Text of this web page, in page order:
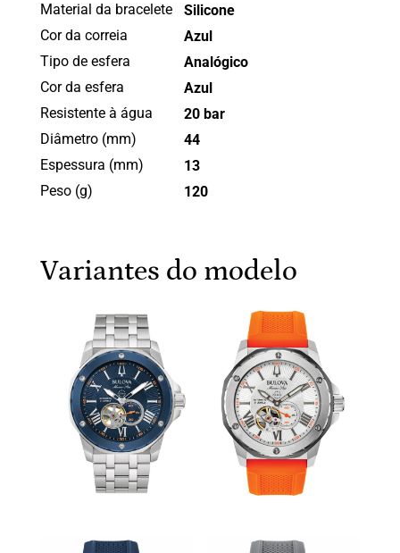
Material da bracelete
Silicone
Cor da correia
Azul
Tipo de esfera
Analógico
Cor da esfera
Azul
Resistente à água
20 bar
Diâmetro (mm)
44
Espessura (mm)
13
Peso (g)
120